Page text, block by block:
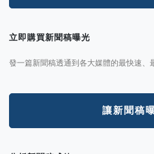
立即購買新聞稿曝光
發一篇新聞稿透通到各大媒體的最快速、
讓新聞稿